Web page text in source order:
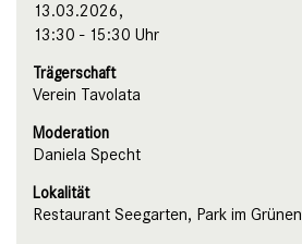
13.03.2026,
13:30 - 15:30 Uhr
Trägerschaft
Verein Tavolata
Moderation
Daniela Specht
Lokalität
Restaurant Seegarten, Park im Grünen